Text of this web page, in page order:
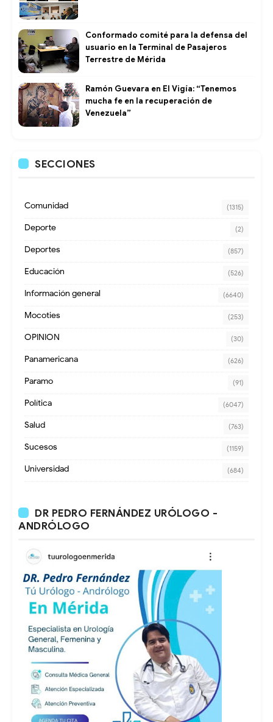
Conformado comité para la defensa del
usuario en la Terminal de Pasajeros
Terrestre de Mérida
Ramón Guevara en El Vigía: “Tenemos
mucha fe en la recuperación de
Venezuela”
SECCIONES
Comunidad (1315)
Deporte (2)
Deportes (857)
Educación (526)
Información general (6640)
Mocoties (253)
OPINION (30)
Panamericana (626)
Paramo (91)
Política (6047)
Salud (763)
Sucesos (1159)
Universidad (684)
DR PEDRO FERNÁNDEZ URÓLOGO -
ANDRÓLOGO